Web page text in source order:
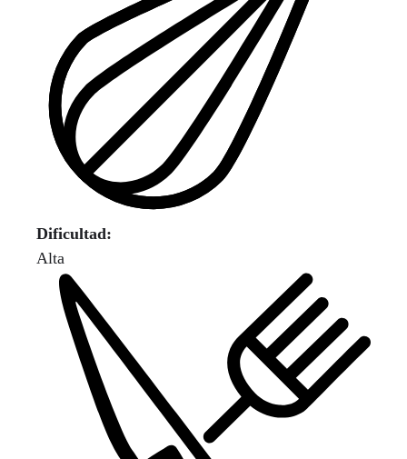
Dificultad:
Alta